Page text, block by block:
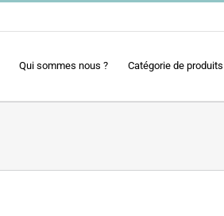
Qui sommes nous ? Catégorie de produits